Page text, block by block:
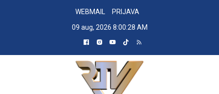
WEBMAIL
PRIJAVA
09 aug, 2026 8:00:29 AM